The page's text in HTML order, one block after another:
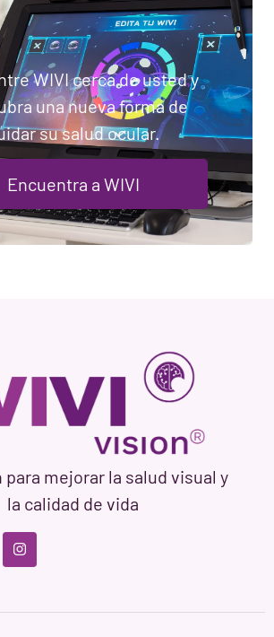
WIVI cerca de usted y
una nueva forma de
su salud ocular.
Encuentra a WIVI
para mejorar la salud visual y
la calidad de vida